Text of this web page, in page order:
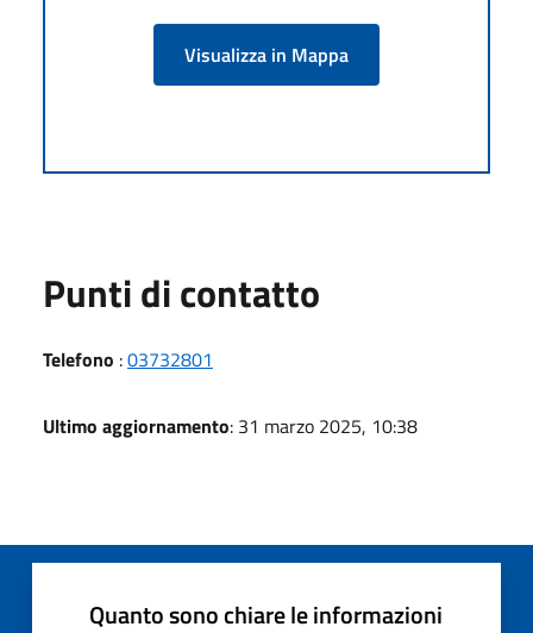
Visualizza in Mappa
Punti di contatto
Telefono :03732801
Ultimo aggiornamento: 31 marzo 2025, 10:38
Quanto sono chiare le informazioni